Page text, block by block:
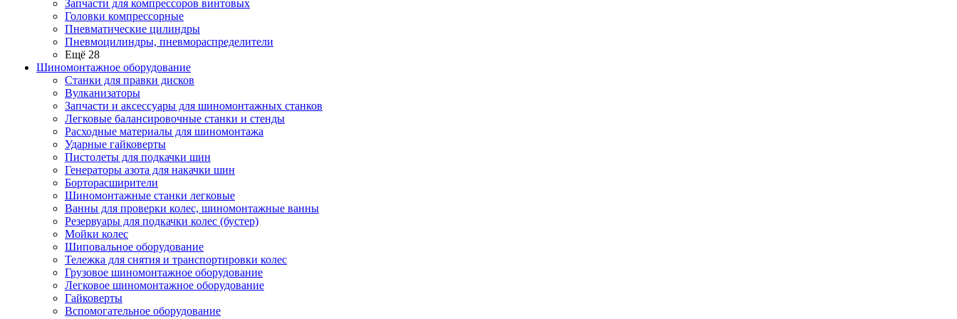
Запчасти для компрессоров винтовых
Головки компрессорные
Пневматические цилиндры
Пневмоцилиндры, пневмораспределители
Ещё 28
Шиномонтажное оборудование
Станки для правки дисков
Вулканизаторы
Запчасти и аксессуары для шиномонтажных станков
Легковые балансировочные станки и стенды
Расходные материалы для шиномонтажа
Ударные гайковерты
Пистолеты для подкачки шин
Генераторы азота для накачки шин
Борторасширители
Шиномонтажные станки легковые
Ванны для проверки колес, шиномонтажные ванны
Резервуары для подкачки колес (бустер)
Мойки колес
Шиповальное оборудование
Тележка для снятия и транспортировки колес
Грузовое шиномонтажное оборудование
Легковое шиномонтажное оборудование
Гайковерты
Вспомогательное оборудование